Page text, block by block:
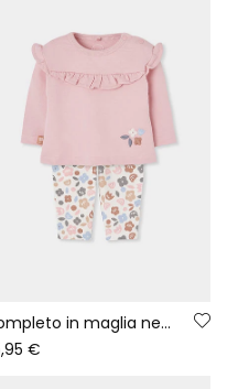
Completo in maglia neonata rosa con stampa floreale
€